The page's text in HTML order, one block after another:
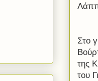
Στο
της
του